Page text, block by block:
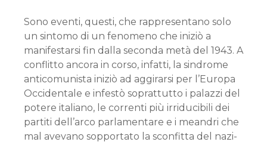
Sono eventi, questi, che rappresentano solo
un sintomo di un fenomeno che iniziò a
manifestarsi fin dalla seconda metà del 1943. A
conflitto ancora in corso, infatti, la sindrome
anticomunista iniziò ad aggirarsi per l’Europa
Occidentale e infestò soprattutto i palazzi del
potere italiano, le correnti più irriducibili dei
partiti dell’arco parlamentare e i meandri che
mal avevano sopportato la sconfitta del nazi-